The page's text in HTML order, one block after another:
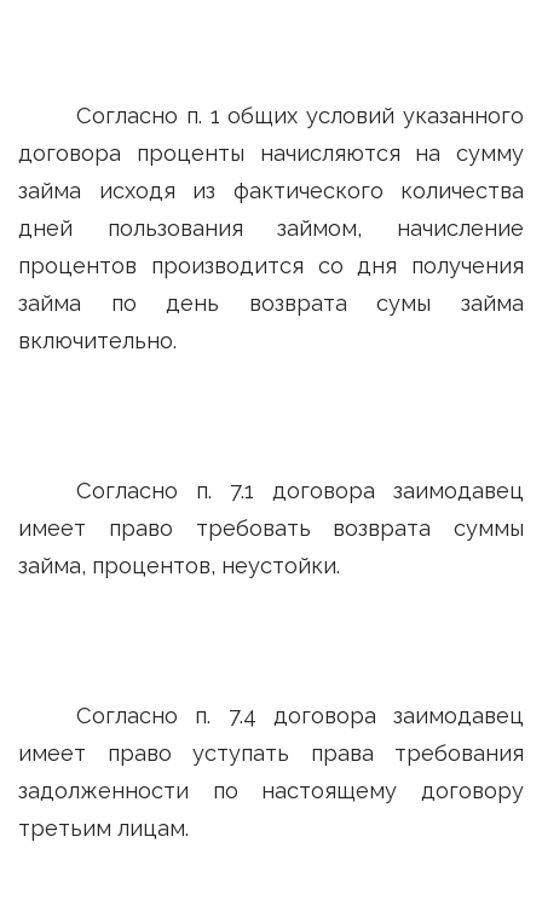
Согласно п. 1 общих условий указанного
договора проценты начисляются на сумму
займа исходя из фактического количества
дней пользования займом, начисление
процентов производится со дня получения
займа по день возврата сумы займа
включительно.
Согласно п. 7.1 договора заимодавец
имеет право требовать возврата суммы
займа, процентов, неустойки.
Согласно п. 7.4 договора заимодавец
имеет право уступать права требования
задолженности по настоящему договору
третьим лицам.